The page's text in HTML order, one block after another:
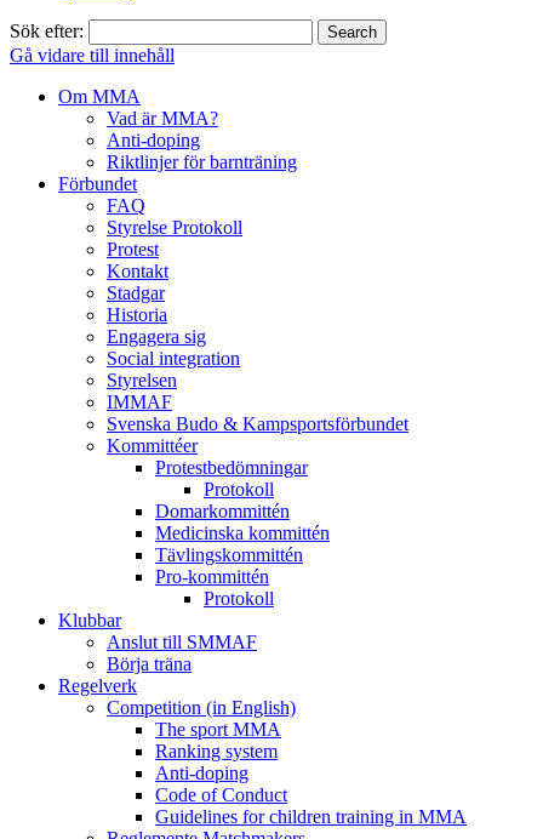
Sök efter:
Gå vidare till innehåll
Om MMA
Vad är MMA?
Anti-doping
Riktlinjer för barnträning
Förbundet
FAQ
Styrelse Protokoll
Protest
Kontakt
Stadgar
Historia
Engagera sig
Social integration
Styrelsen
IMMAF
Svenska Budo & Kampsportsförbundet
Kommittéer
Protestbedömningar
Protokoll
Domarkommittén
Medicinska kommittén
Tävlingskommittén
Pro-kommittén
Protokoll
Klubbar
Anslut till SMMAF
Börja träna
Regelverk
Competition (in English)
The sport MMA
Ranking system
Anti-doping
Code of Conduct
Guidelines for children training in MMA